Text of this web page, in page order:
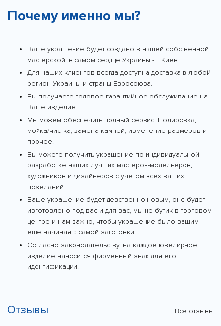
Почему именно мы?
Ваше украшение будет создано в нашей собственной
мастерской, в самом сердце Украины - г Киев.
Для наших клиентов всегда доступна доставка в любой
регион Украины и страны Евросоюза.
Вы получаете годовое гарантийное обслуживание на
Ваше изделие!
Мы можем обеспечить полный сервис: Полировка,
мойка/чистка, замена камней, изменение размеров и
прочее.
Вы можете получить украшение по индивидуальной
разработке наших лучших мастеров-модельеров,
художников и дизайнеров с учетом всех ваших
пожеланий.
Ваше украшение будет девственно новым, оно будет
изготовлено под вас и для вас, мы не бутик в торговом
центре и нам важно, чтобы украшение было вашим
еще начиная с самой заготовки.
Согласно законодательству, на каждое ювелирное
изделие наносится фирменный знак для его
идентификации.
Отзывы Все отзывы